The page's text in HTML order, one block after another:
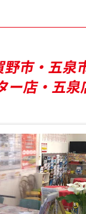
市・五泉
店・五泉